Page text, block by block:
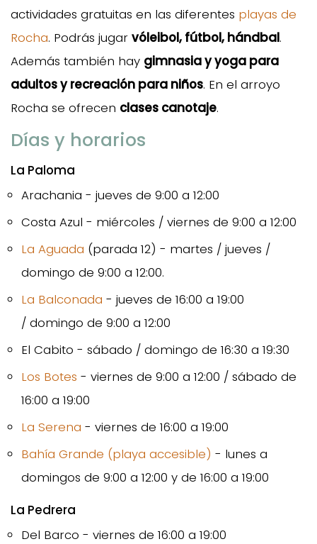
actividades gratuitas en las diferentes playas de
Rocha. Podrás jugar vóleibol, fútbol, hándbal.
Además también hay gimnasia y yoga para
adultos y recreación para niños. En el arroyo
Rocha se ofrecen clases canotaje.
Días y horarios
La Paloma
Arachania - jueves de 9:00 a 12:00
Costa Azul - miércoles / viernes de 9:00 a 12:00
La Aguada (parada 12) - martes / jueves /
domingo de 9:00 a 12:00.
La Balconada - jueves de 16:00 a 19:00
/ domingo de 9:00 a 12:00
El Cabito - sábado / domingo de 16:30 a 19:30
Los Botes - viernes de 9:00 a 12:00 / sábado de
16:00 a 19:00
La Serena - viernes de 16:00 a 19:00
Bahía Grande (playa accesible) - lunes a
domingos de 9:00 a 12:00 y de 16:00 a 19:00
La Pedrera
Del Barco - viernes de 16:00 a 19:00